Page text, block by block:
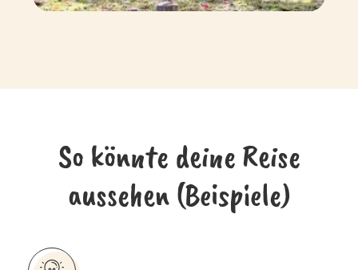
So könnte deine Reise
aussehen (Beispiele)